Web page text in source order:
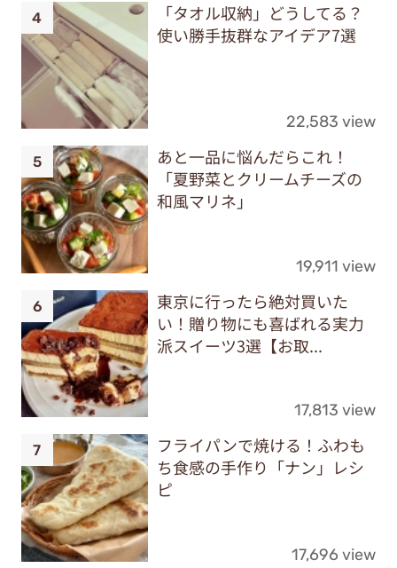
「タオル収納」どうしてる？
使い勝手抜群なアイデア7選
22,583 view
あと一品に悩んだらこれ！
「夏野菜とクリームチーズの
和風マリネ」
19,911 view
東京に行ったら絶対買いた
い！贈り物にも喜ばれる実力
派スイーツ3選【お取...
17,813 view
フライパンで焼ける！ふわも
ち食感の手作り「ナン」レシ
ピ
17,696 view